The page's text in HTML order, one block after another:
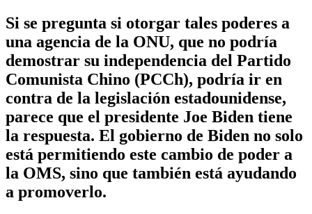
Si se pregunta si otorgar tales poderes a
una agencia de la ONU, que no podría
demostrar su independencia del Partido
Comunista Chino (PCCh), podría ir en
contra de la legislación estadounidense,
parece que el presidente Joe Biden tiene
la respuesta. El gobierno de Biden no solo
está permitiendo este cambio de poder a
la OMS, sino que también está ayudando
a promoverlo.